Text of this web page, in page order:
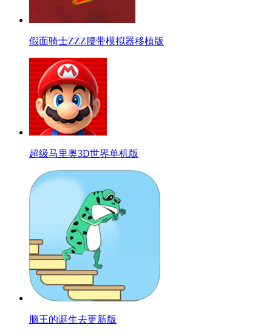
假面骑士ZZZ腰带模拟器移植版
超级马里奥3D世界单机版
脑王的诞生去更新版